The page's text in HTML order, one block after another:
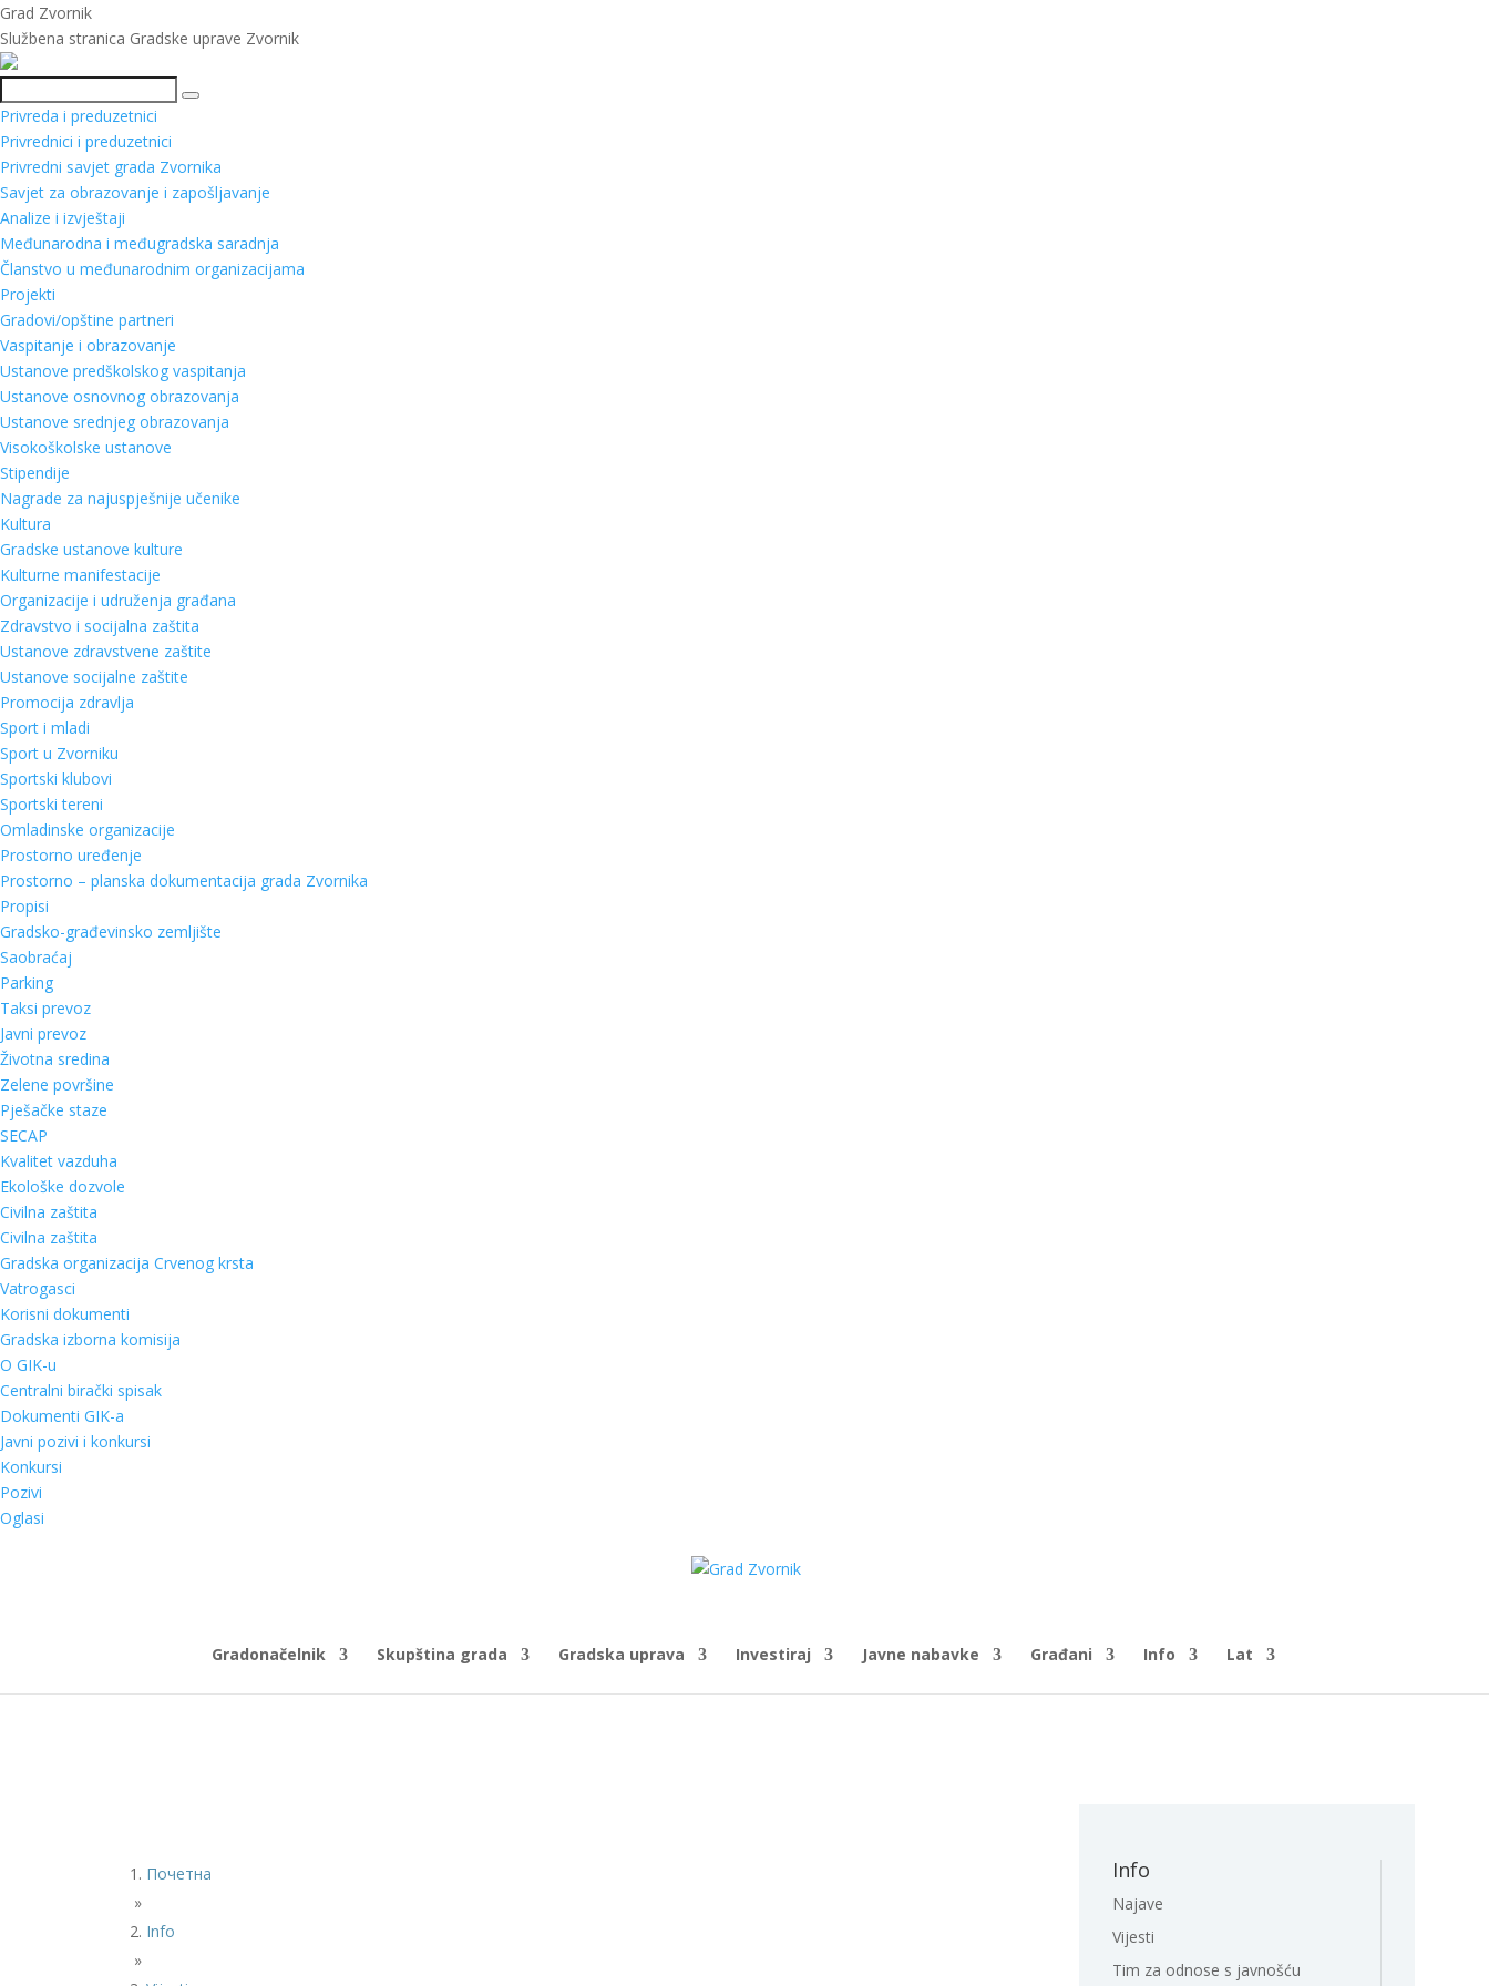
Grad Zvornik
Službena stranica Gradske uprave Zvornik
Pretraga
Privreda i preduzetnici
Privrednici i preduzetnici
Privredni savjet grada Zvornika
Savjet za obrazovanje i zapošljavanje
Analize i izvještaji
Međunarodna i međugradska saradnja
Članstvo u međunarodnim organizacijama
Projekti
Gradovi/opštine partneri
Vaspitanje i obrazovanje
Ustanove predškolskog vaspitanja
Ustanove osnovnog obrazovanja
Ustanove srednjeg obrazovanja
Visokoškolske ustanove
Stipendije
Nagrade za najuspješnije učenike
Kultura
Gradske ustanove kulture
Kulturne manifestacije
Organizacije i udruženja građana
Zdravstvo i socijalna zaštita
Ustanove zdravstvene zaštite
Ustanove socijalne zaštite
Promocija zdravlja
Sport i mladi
Sport u Zvorniku
Sportski klubovi
Sportski tereni
Omladinske organizacije
Prostorno uređenje
Prostorno – planska dokumentacija grada Zvornika
Propisi
Gradsko-građevinsko zemljište
Saobraćaj
Parking
Taksi prevoz
Javni prevoz
Životna sredina
Zelene površine
Pješačke staze
SECAP
Kvalitet vazduha
Ekološke dozvole
Civilna zaštita
Civilna zaštita
Gradska organizacija Crvenog krsta
Vatrogasci
Korisni dokumenti
Gradska izborna komisija
O GIK-u
Centralni birački spisak
Dokumenti GIK-a
Javni pozivi i konkursi
Konkursi
Pozivi
Oglasi
Gradonačelnik Skupština grada Gradska uprava Investiraj Javne nabavke Građani Info Lat
Почетна
»
Info
»
Info
Najave
Vijesti
Tim za odnose s javnošću